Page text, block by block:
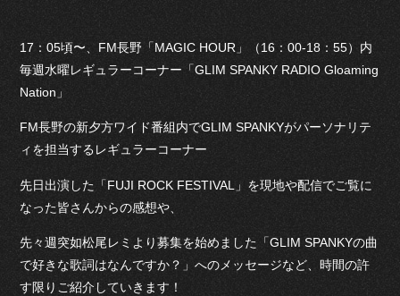
17：05頃〜、FM長野「MAGIC HOUR」（16：00-18：55）内
毎週水曜レギュラーコーナー「GLIM SPANKY RADIO Gloaming
Nation」
FM長野の新夕方ワイド番組内でGLIM SPANKYがパーソナリテ
ィを担当するレギュラーコーナー
先日出演した「FUJI ROCK FESTIVAL」を現地や配信でご覧に
なった皆さんからの感想や、
先々週突如松尾レミより募集を始めました「GLIM SPANKYの曲
で好きな歌詞はなんですか？」へのメッセージなど、時間の許
す限りご紹介していきます！